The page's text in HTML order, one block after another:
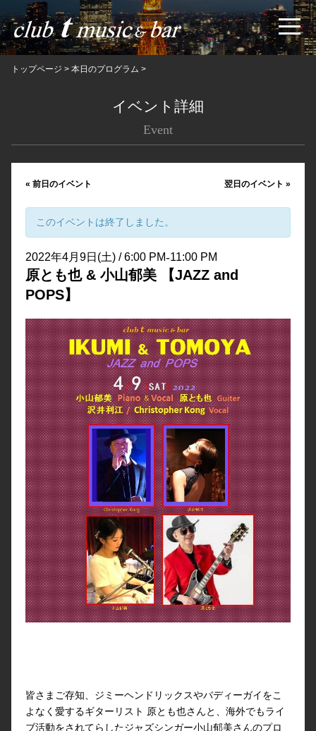
トップページ > 本日のプログラム >
イベント詳細
Event
« 前日のイベント 翌日のイベント»
このイベントは終了しました。
2022年4月9日(土) / 6:00 PM-11:00 PM
原とも也 & 小山郁美 【JAZZ and
POPS】
皆さまご存知、ジミーヘンドリックスやバディーガイをこ
よなく愛するギターリスト 原とも也さんと、海外でもライ
ブ活動をされてらしたジャズシンガー小山郁美さんのプロ